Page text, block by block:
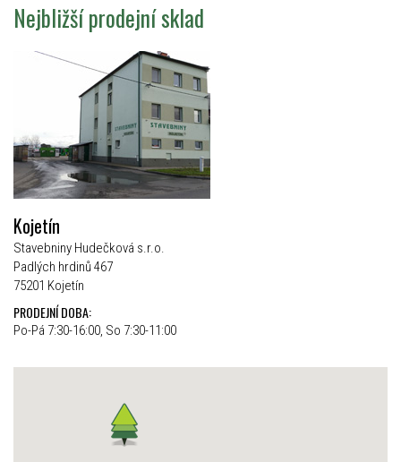
Nejbližší prodejní sklad
Kojetín
Stavebniny Hudečková s.r.o.
Padlých hrdinů 467
75201 Kojetín
PRODEJNÍ DOBA:
Po-Pá 7:30-16:00, So 7:30-11:00